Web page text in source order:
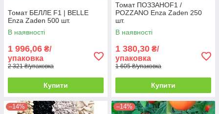
Томат БЕЛЛЕ F1 | BELLE
Enza Zaden 500 шт.
В наявності
1 996,06 ₴/
упаковка
2 321 ₴/упаковка
Купити
Томат ПОЗЗАНОF1 /
POZZANO Enza Zaden 250
шт.
В наявності
1 380,30 ₴/
упаковка
1 605 ₴/упаковка
Купити
–14% –14%